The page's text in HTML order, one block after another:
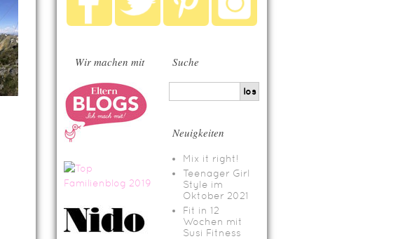
Wir machen mit Suche
Neuigkeiten
Mix it right!
Teenager Girl
Style im
Oktober 2021
Fit in 12
Wochen mit
Susi Fitness